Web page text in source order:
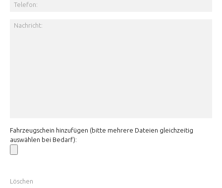
Fahrzeugschein hinzufügen (bitte mehrere Dateien gleichzeitig
auswählen bei Bedarf):